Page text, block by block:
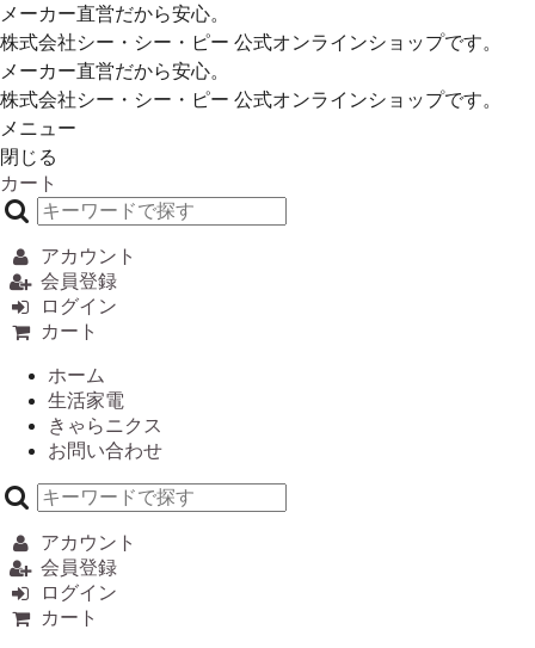
メーカー直営だから安心。
株式会社シー・シー・ピー 公式オンラインショップです。
メーカー直営だから安心。
株式会社シー・シー・ピー 公式オンラインショップです。
メニュー
閉じる
カート
アカウント
会員登録
ログイン
カート
ホーム
生活家電
きゃらニクス
お問い合わせ
アカウント
会員登録
ログイン
カート